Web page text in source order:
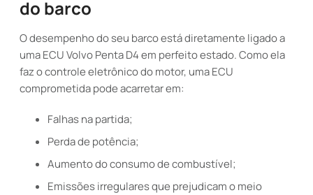
do barco
O desempenho do seu barco está diretamente ligado a
uma ECU Volvo Penta D4 em perfeito estado. Como ela
faz o controle eletrônico do motor, uma ECU
comprometida pode acarretar em:
Falhas na partida;
Perda de potência;
Aumento do consumo de combustível;
Emissões irregulares que prejudicam o meio